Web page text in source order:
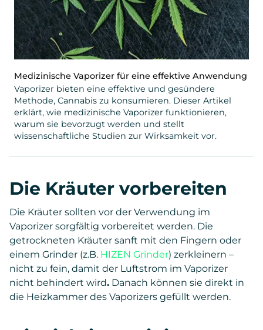
Medizinische Vaporizer für eine effektive Anwendung
Vaporizer bieten eine effektive und gesündere
Methode, Cannabis zu konsumieren. Dieser Artikel
erklärt, wie medizinische Vaporizer funktionieren,
warum sie bevorzugt werden und stellt
wissenschaftliche Studien zur Wirksamkeit vor.
Die Kräuter vorbereiten
Die Kräuter sollten vor der Verwendung im
Vaporizer sorgfältig vorbereitet werden. Die
getrockneten Kräuter sanft mit den Fingern oder
einem Grinder (z.B. HIZEN Grinder) zerkleinern –
nicht zu fein, damit der Luftstrom im Vaporizer
nicht behindert wird. Danach können sie direkt in
die Heizkammer des Vaporizers gefüllt werden.